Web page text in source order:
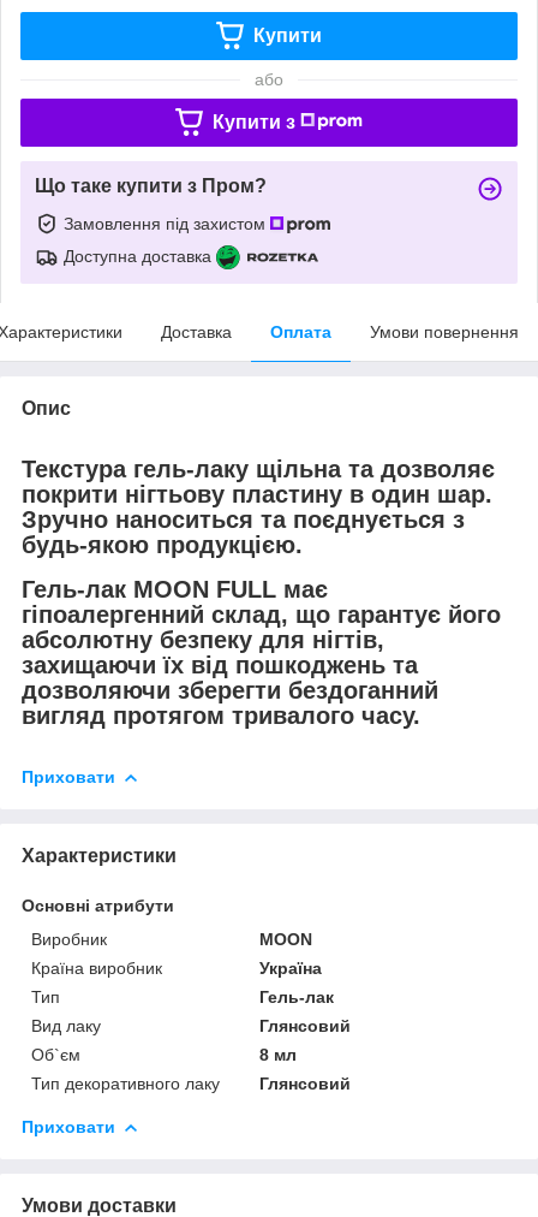
Купити
або
Купити з
Що таке купити з Пром?
Замовлення під захистом
Доступна доставка
Доставка Оплата Умови повернення
Опис
Текстура гель-лаку щільна та дозволяє
покрити нігтьову пластину в один шар.
Зручно наноситься та поєднується з
будь-якою продукцією.
Гель-лак MOON FULL має
гіпоалергенний склад, що гарантує його
абсолютну безпеку для нігтів,
захищаючи їх від пошкоджень та
дозволяючи зберегти бездоганний
вигляд протягом тривалого часу.
Приховати
Характеристики
Основні атрибути
Виробник
MOON
Країна виробник
Україна
Тип
Гель-лак
Вид лаку
Глянсовий
Об`єм
8 мл
Тип декоративного лаку
Глянсовий
Приховати
Умови доставки